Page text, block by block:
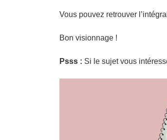
Vous pouvez retrouver
Bon visionnage !
Psss : Si le sujet vous